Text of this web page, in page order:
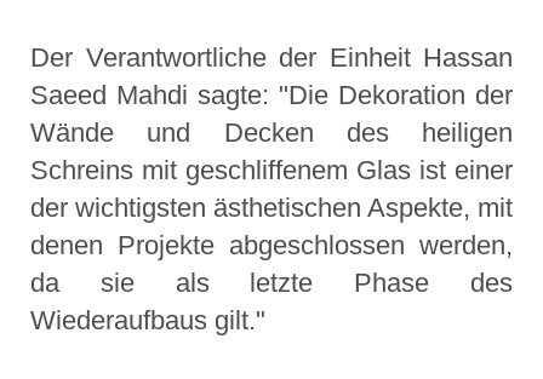
Der Verantwortliche der Einheit Hassan
Saeed Mahdi sagte: "Die Dekoration der
Wände und Decken des heiligen
Schreins mit geschliffenem Glas ist einer
der wichtigsten ästhetischen Aspekte, mit
denen Projekte abgeschlossen werden,
da sie als letzte Phase des
Wiederaufbaus gilt."